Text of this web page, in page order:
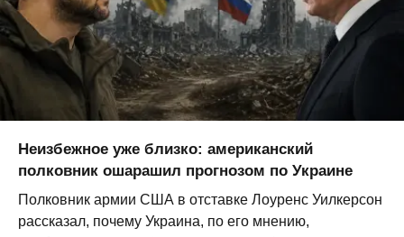
Неизбежное уже близко: американский
полковник ошарашил прогнозом по Украине
Полковник армии США в отставке Лоуренс Уилкерсон
рассказал, почему Украина, по его мнению,